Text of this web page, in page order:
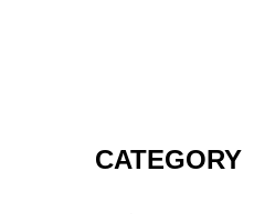
CATEGORY